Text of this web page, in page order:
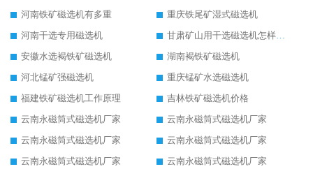
河南铁矿磁选机有多重
重庆铁尾矿湿式磁选机
河南干选专用磁选机
甘肃矿山用干选磁选机怎样调磁
安徽水选褐铁矿磁选机
湖南褐铁矿磁选机
河北锰矿强磁选机
重庆锰矿水选磁选机
福建铁矿磁选机工作原理
吉林铁矿磁选机价格
云南永磁筒式磁选机厂家
云南永磁筒式磁选机厂家
云南永磁筒式磁选机厂家
云南永磁筒式磁选机厂家
云南永磁筒式磁选机厂家
云南永磁筒式磁选机厂家